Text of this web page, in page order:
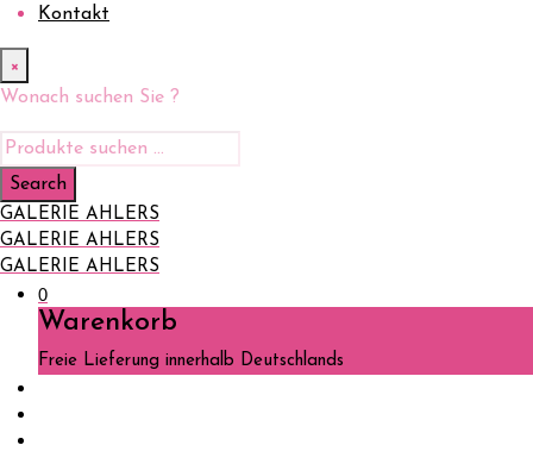
Kontakt
×
Wonach suchen Sie ?
GALERIE AHLERS
GALERIE AHLERS
GALERIE AHLERS
0
Warenkorb
Freie Lieferung innerhalb Deutschlands